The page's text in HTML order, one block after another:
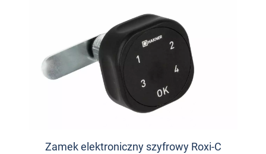
Zamek elektroniczny szyfrowy Roxi-C